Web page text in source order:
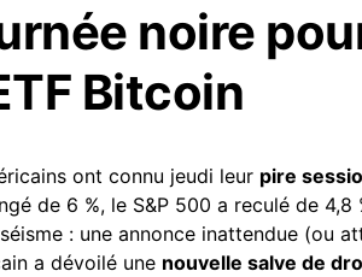
noire
Bitcoin
ont connu jeudi leur pire
de 6 %, le S&P 500 a reculé de 4,8
: une annonce inattendue (ou
a dévoilé une nouvelle salve de